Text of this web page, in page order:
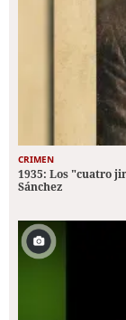
CRIMEN
1935: Los "cuatro
Sánchez